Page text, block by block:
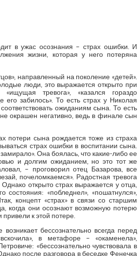
в ужас осознания – страх ошибки. И
жизни, которая у него потеряна
направленный на поколение «детей».
люди, это выражается открыто при
«ищущая тревога», «казался гораздо
его забилось». То есть страх у Николая
ожиданиям сына. То есть
окрашен негативно, ведь в финале сын
потери сына рождается тоже из страха
страх ошибки в воспитании сына.
Она боялась, что какие-либо ее
и долгим ожиданием, но это тот же
– проговорил отец Базарова, все
почеломкаемся». Радостная тревога
открыто страх выражается у отца,
«побледнел», «пошатнулся»,
концепт «страх» в связи со старшим
когда они осознают возможную потерю
к этой потере.
бессознательно всегда перед
в метафоре – «окаменела»,
«бессознательно чувствовала в
после разговора в беседке Фенечка